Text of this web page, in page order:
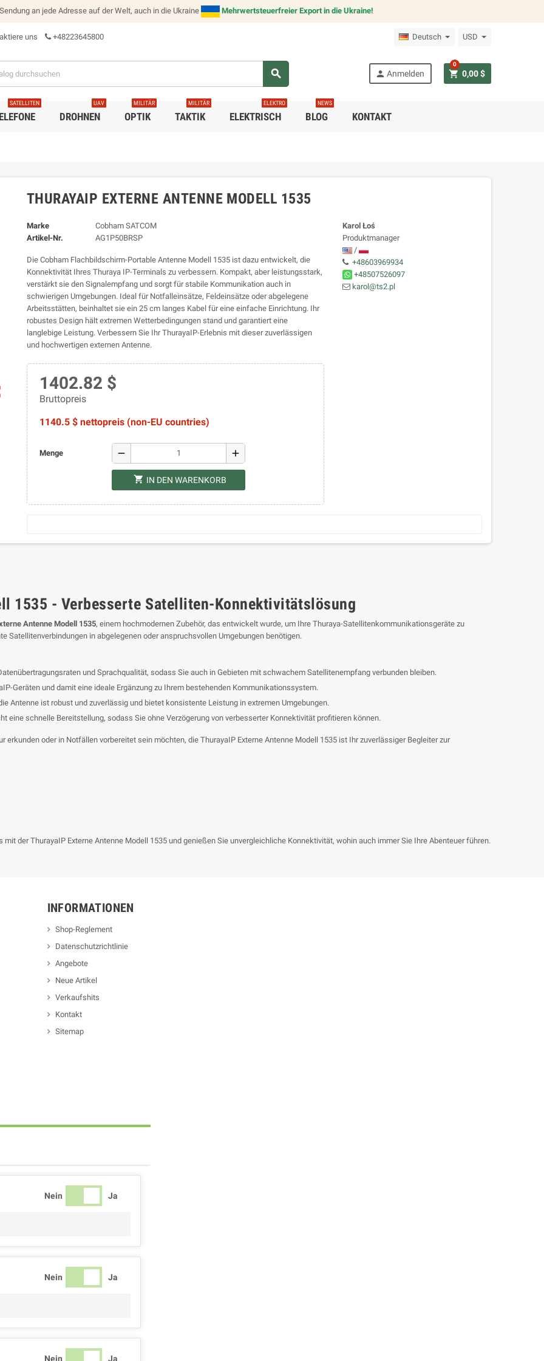
an jede Adresse auf der Welt, auch in die Ukraine Mehrwertsteuerfreier Export in die Ukraine!
uns +48223645800 Deutsch USD
search person Anmelden shopping_cart 0,00 $
0
SATELLITEN
DROHNEN
UAV
OPTIK
MILITÄR
TAKTIK
MILITÄR
ELEKTRISCH
ELEKTRO
BLOG
NEWS
KONTAKT
THURAYAIP EXTERNE ANTENNE MODELL 1535
Marke
Cobham SATCOM
Artikel-Nr.
AG1P50BRSP
Die Cobham Flachbildschirm-Portable Antenne Modell 1535 ist dazu entwickelt, die
Konnektivität Ihres Thuraya IP-Terminals zu verbessern. Kompakt, aber leistungsstark,
verstärkt sie den Signalempfang und sorgt für stabile Kommunikation auch in
schwierigen Umgebungen. Ideal für Notfalleinsätze, Feldeinsätze oder abgelegene
Arbeitsstätten, beinhaltet sie ein 25 cm langes Kabel für eine einfache Einrichtung. Ihr
robustes Design hält extremen Wetterbedingungen stand und garantiert eine
langlebige Leistung. Verbessern Sie Ihr ThurayaIP-Erlebnis mit dieser zuverlässigen
und hochwertigen externen Antenne.
1402.82 $
Bruttopreis
1140.5 $ nettopreis (non-EU countries)
Menge remove add
shopping_cart IN DEN WARENKORB
Karol Łoś
Produktmanager
/
+48603969934
+48507526097
karol@ts2.pl
1535 - Verbesserte Satelliten-Konnektivitätslösung
Antenne Modell 1535, einem hochmodernen Zubehör, das entwickelt wurde, um Ihre Thuraya-Satellitenkommunikationsgeräte zu
Satellitenverbindungen in abgelegenen oder anspruchsvollen Umgebungen benötigen.
und Sprachqualität, sodass Sie auch in Gebieten mit schwachem Satellitenempfang verbunden bleiben.
Geräten und damit eine ideale Ergänzung zu Ihrem bestehenden Kommunikationssystem.
Antenne ist robust und zuverlässig und bietet konsistente Leistung in extremen Umgebungen.
eine schnelle Bereitstellung, sodass Sie ohne Verzögerung von verbesserter Konnektivität profitieren können.
erkunden oder in Notfällen vorbereitet sein möchten, die ThurayaIP Externe Antenne Modell 1535 ist Ihr zuverlässiger Begleiter zur
der ThurayaIP Externe Antenne Modell 1535 und genießen Sie unvergleichliche Konnektivität, wohin auch immer Sie Ihre Abenteuer führen.
INFORMATIONEN
Shop-Reglement
Datenschutzrichtlinie
Angebote
Neue Artikel
Verkaufshits
Kontakt
Sitemap
Nein Ja
Nein Ja
Nein Ja